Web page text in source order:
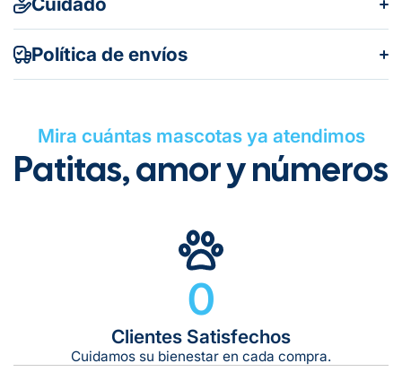
Política de envíos
Gratuito en todos los pedidos
Tiempo de entrega estimado: 5 a 7 días hábiles
Gratis en compras de $599 o más
Mira cuántas mascotas ya atendimos
Patitas, amor y números
0
Clientes Satisfechos
Cuidamos su bienestar en cada compra.